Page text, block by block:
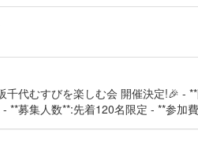
千代むすびを楽しむ会 開催決定!🎉 -
**募集人数**:先着120名限定 - **参加